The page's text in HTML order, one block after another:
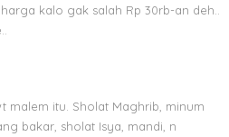
kalo gak salah Rp 30rb-an deh..
malem itu. Sholat Maghrib, minum
bakar, sholat Isya, mandi, n